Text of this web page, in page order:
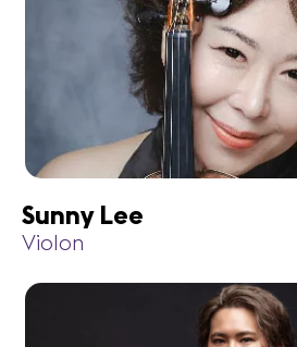
Sunny Lee
Violon